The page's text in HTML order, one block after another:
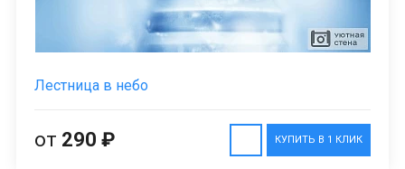
Лестница в небо
КУПИТЬ В 1 КЛИК
от 290 ₽